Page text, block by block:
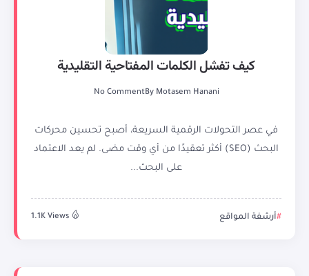
كيف تفشل الكلمات المفتاحية التقليدية
By Motasem Hanani
No Comment
في عصر التحولات الرقمية السريعة، أصبح تحسين محركات
البحث (SEO) أكثر تعقيدًا من أي وقت مضى. لم يعد الاعتماد
على البحث...
أرشفة المواقع 1.1K Views